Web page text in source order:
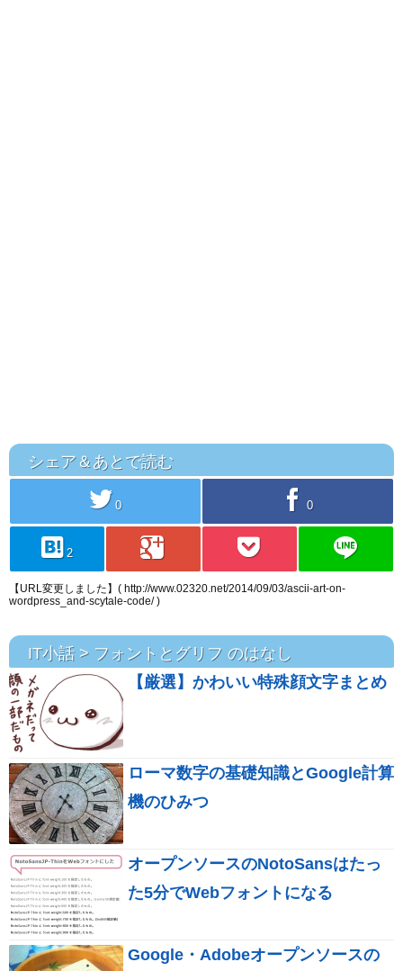
シェア＆あとで読む
twitter 0 facebook 0
hatebu 2 googleplus pocket line
【URL変更しました】( http://www.02320.net/2014/09/03/ascii-art-on-
wordpress_and-scytale-code/ )
IT小話 > フォントとグリフ のはなし
【厳選】かわいい特殊顔文字まとめ
ローマ数字の基礎知識とGoogle計算
機のひみつ
オープンソースのNotoSansはたっ
た5分でWebフォントになる
Google・Adobeオープンソースの